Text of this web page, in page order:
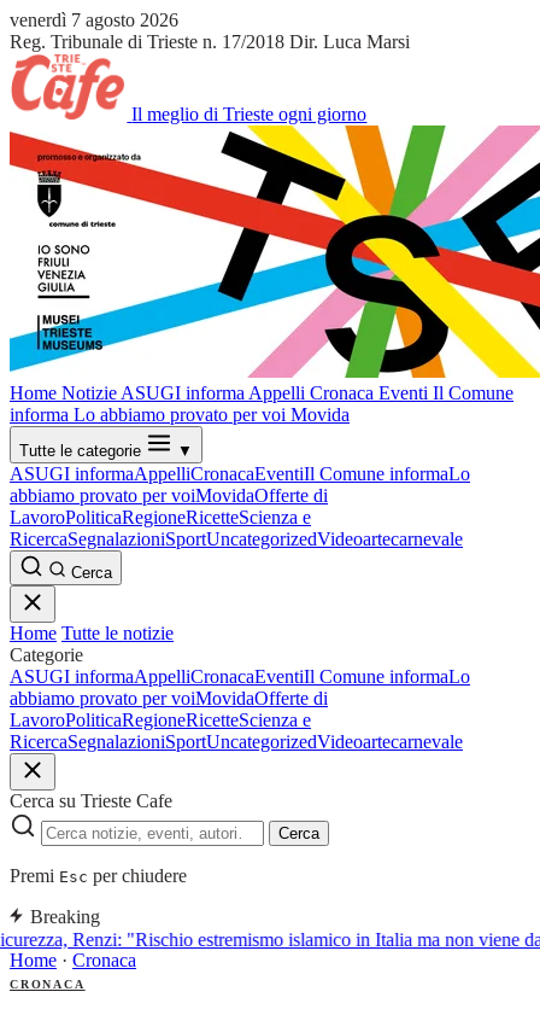
venerdì 7 agosto 2026
Reg. Tribunale di Trieste n. 17/2018 Dir. Luca Marsi
Il meglio di Trieste ogni giorno
Home Notizie ASUGI informa Appelli Cronaca Eventi Il Comune
informa Lo abbiamo provato per voi Movida
Tutte le categorie ▼
ASUGI informaAppelliCronacaEventiIl Comune informaLo
abbiamo provato per voiMovidaOfferte di
LavoroPoliticaRegioneRicetteScienza e
RicercaSegnalazioniSportUncategorizedVideoartecarnevale
Cerca
Home Tutte le notizie
Categorie
ASUGI informaAppelliCronacaEventiIl Comune informaLo
abbiamo provato per voiMovidaOfferte di
LavoroPoliticaRegioneRicetteScienza e
RicercaSegnalazioniSportUncategorizedVideoartecarnevale
Cerca su Trieste Cafe
Cerca
Premi Esc per chiudere
Breaking
Renzi: "Rischio estremismo islamico in Italia ma non viene
Home · Cronaca
CRONACA